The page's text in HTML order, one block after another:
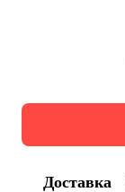
Доставка